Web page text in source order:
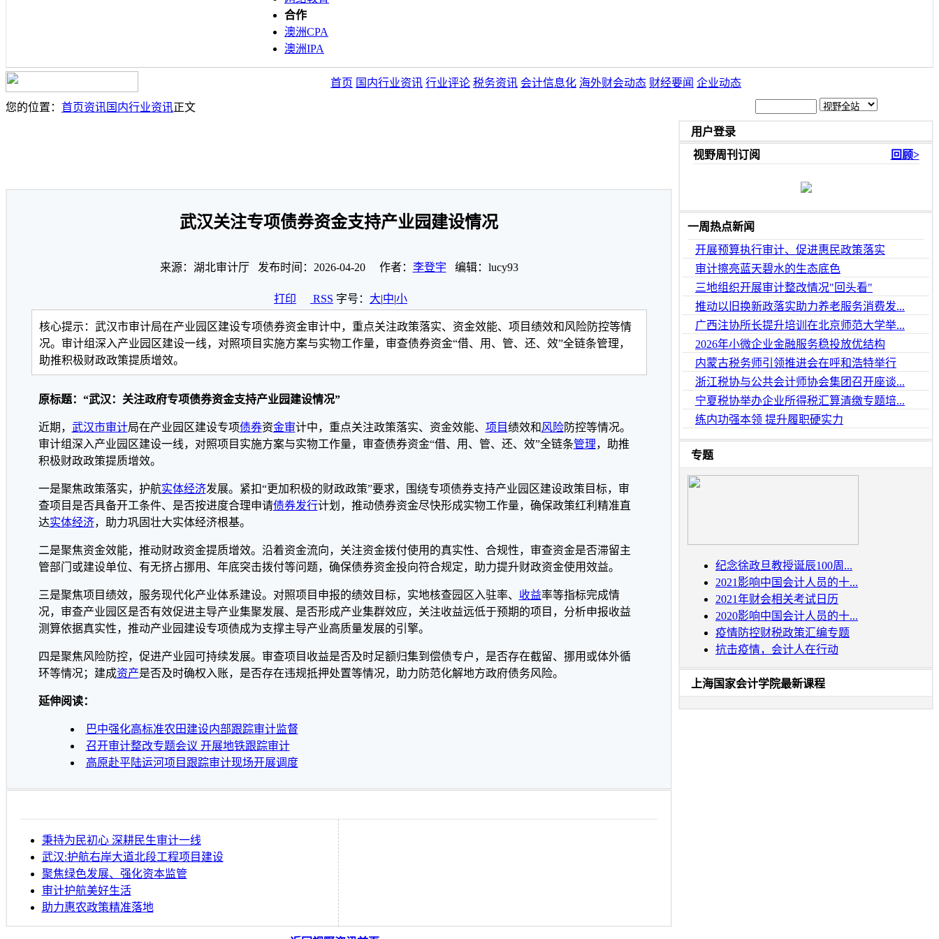
合作
澳洲CPA
澳洲IPA
首页 国内行业资讯 行业评论 税务资讯 会计信息化 海外财会动态 财经要闻 企业动态
您的位置： 首页资讯国内行业资讯正文
武汉关注专项债券资金支持产业园建设情况
来源：湖北审计厅 发布时间：2026-04-20 作者： 李登宇 编辑：lucy93
打印 RSS 字号： 大|中|小
核心提示：武汉市审计局在产业园区建设专项债券资金审计中，重点关注政策落实、资金效能、项目绩效和风险防控等情
况。审计组深入产业园区建设一线，对照项目实施方案与实物工作量，审查债券资金“借、用、管、还、效”全链条管理，
助推积极财政政策提质增效。
原标题：“武汉：关注政府专项债券资金支持产业园建设情况”
近期， 武汉市审计局在产业园区建设专项债券资金审计中，重点关注政策落实、资金效能、 项目绩效和风险防控等情况。
审计组深入产业园区建设一线，对照项目实施方案与实物工作量，审查债券资金“借、用、管、还、效”全链条管理，助推
积极财政政策提质增效。
一是聚焦政策落实，护航实体经济发展。紧扣“更加积极的财政政策”要求，围绕专项债券支持产业园区建设政策目标，审
查项目是否具备开工条件、是否按进度合理申请债券发行计划，推动债券资金尽快形成实物工作量，确保政策红利精准直
达实体经济，助力巩固壮大实体经济根基。
二是聚焦资金效能，推动财政资金提质增效。沿着资金流向，关注资金拨付使用的真实性、合规性，审查资金是否滞留主
管部门或建设单位、有无挤占挪用、年底突击拨付等问题，确保债券资金投向符合规定，助力提升财政资金使用效益。
三是聚焦项目绩效，服务现代化产业体系建设。对照项目申报的绩效目标，实地核查园区入驻率、 收益率等指标完成情
况，审查产业园区是否有效促进主导产业集聚发展、是否形成产业集群效应，关注收益远低于预期的项目，分析申报收益
测算依据真实性，推动产业园建设专项债成为支撑主导产业高质量发展的引擎。
四是聚焦风险防控，促进产业园可持续发展。审查项目收益是否及时足额归集到偿债专户，是否存在截留、挪用或体外循
环等情况；建成资产是否及时确权入账，是否存在违规抵押处置等情况，助力防范化解地方政府债务风险。
延伸阅读：
巴中强化高标准农田建设内部跟踪审计监督
召开审计整改专题会议 开展地铁跟踪审计
高原赴平陆运河项目跟踪审计现场开展调度
秉持为民初心 深耕民生审计一线
武汉:护航右岸大道北段工程项目建设
聚焦绿色发展、强化资本监管
审计护航美好生活
助力惠农政策精准落地
用户登录
视野周刊订阅
回顾>
一周热点新闻
开展预算执行审计、促进惠民政策落实
审计擦亮蓝天碧水的生态底色
三地组织开展审计整改情况"回头看"
推动以旧换新政落实助力养老服务消费发...
广西注协所长提升培训在北京师范大学举...
2026年小微企业金融服务稳投放优结构
内蒙古税务师引领推进会在呼和浩特举行
浙江税协与公共会计师协会集团召开座谈...
宁夏税协举办企业所得税汇算清缴专题培...
练内功强本领 提升履职硬实力
专题
纪念徐政旦教授诞辰100周...
2021影响中国会计人员的十...
2021年财会相关考试日历
2020影响中国会计人员的十...
疫情防控财税政策汇编专题
抗击疫情，会计人在行动
上海国家会计学院最新课程